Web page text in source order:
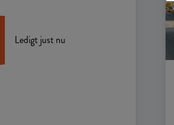
Ledigt just nu